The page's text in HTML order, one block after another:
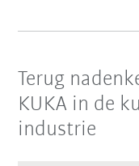
Terug
KUKA in de
industrie